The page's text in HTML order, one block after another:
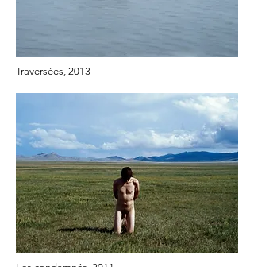
Traversées, 2013